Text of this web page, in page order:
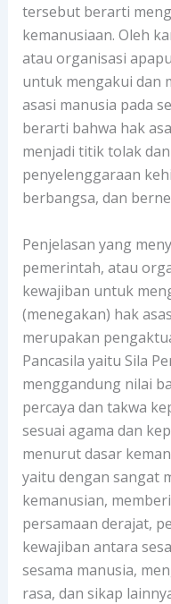
tersebut berarti
kemanusiaan. Oleh
atau organisasi
untuk mengakui dan
asasi manusia pada
berarti bahwa hak
menjadi titik tolak
penyelenggaraan
berbangsa, dan
Penjelasan yang
pemerintah, atau
kewajiban untuk
(menegakan) hak
merupakan
Pancasila yaitu Sila
menggandung nilai
percaya dan takwa
sesuai agama dan
menurut dasar
yaitu dengan sangat
kemanusian,
persamaan derajat,
kewajiban antara
sesama manusia,
rasa, dan sikap